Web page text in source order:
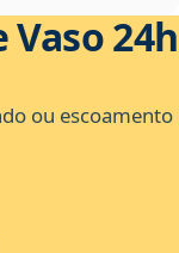
24h
ou escoamento